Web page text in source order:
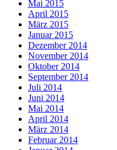
Mai 2015
April 2015
März 2015
Januar 2015
Dezember 2014
November 2014
Oktober 2014
September 2014
Juli 2014
Juni 2014
Mai 2014
April 2014
März 2014
Februar 2014